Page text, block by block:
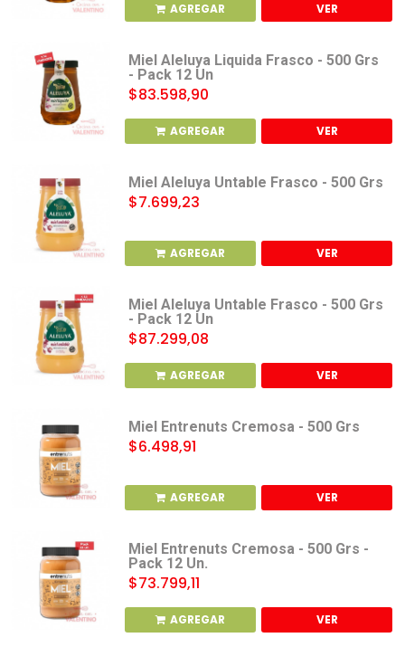
AGREGAR VER
Miel Aleluya Liquida Frasco - 500 Grs
- Pack 12 Un
$83.598,90
AGREGAR VER
Miel Aleluya Untable Frasco - 500 Grs
$7.699,23
AGREGAR VER
Miel Aleluya Untable Frasco - 500 Grs
- Pack 12 Un
$87.299,08
AGREGAR VER
Miel Entrenuts Cremosa - 500 Grs
$6.498,91
AGREGAR VER
Miel Entrenuts Cremosa - 500 Grs -
Pack 12 Un.
$73.799,11
AGREGAR VER